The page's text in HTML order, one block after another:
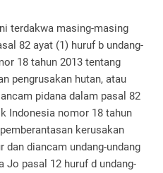
terdakwa masing-masing
82 ayat (1) huruf b undang-
18 tahun 2013 tentang
pengrusakan hutan, atau
pidana dalam pasal 82
Indonesia nomor 18 tahun
kerusakan
dan diancam undang-undang
Jo pasal 12 huruf d undang-